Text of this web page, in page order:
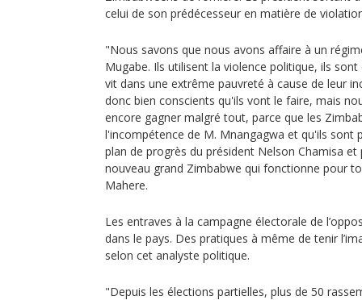
celui de son prédécesseur en matière de
"Nous savons que nous avons affaire à un
Mugabe. Ils utilisent la violence politique, ils
vit dans une extrême pauvreté à cause de leur
donc bien conscients qu'ils vont le faire, mais
encore gagner malgré tout, parce que les
l'incompétence de M. Mnangagwa et qu'ils sont
plan de progrès du président Nelson Chamisa
nouveau grand Zimbabwe qui fonctionne pour
Mahere.
Les entraves à la campagne électorale de
dans le pays. Des pratiques à même de tenir
selon cet analyste politique.
"Depuis les élections partielles, plus de 50